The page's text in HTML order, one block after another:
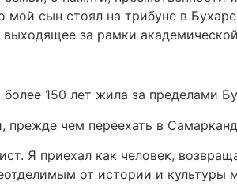
мой сын стоял на трибуне в
выходящее за рамки
150 лет жила за пределами
прежде чем переехать в
Я приехал как человек,
от истории и культуры